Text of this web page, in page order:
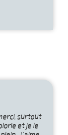
surtout
et je le